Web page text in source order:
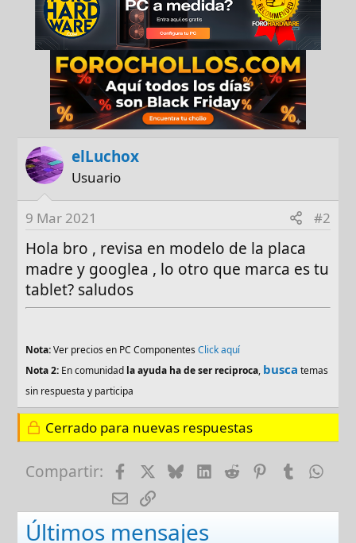
elLuchox
Usuario
9 Mar 2021 #2
Hola bro , revisa en modelo de la placa
madre y googlea , lo otro que marca es tu
tablet? saludos
Nota:Ver precios en PC ComponentesClick aquí
Nota 2: En comunidad la ayuda ha de ser reciproca, busca temas
sin respuesta y participa
Cerrado para nuevas respuestas
Compartir: FacebookBlueskyLinkedIn
RedditPinterest
Tumblr
E-mailEnlace
Últimos mensajes